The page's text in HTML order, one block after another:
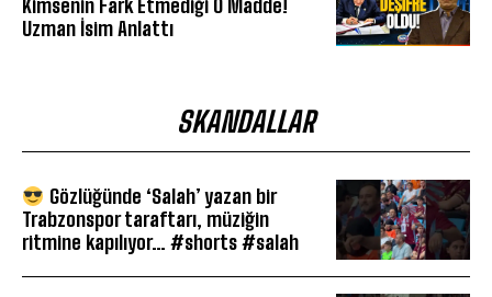
Kimsenin Fark Etmediği O Madde!
Uzman İsim Anlattı
SKANDALLAR
Gözlüğünde ‘Salah’ yazan bir
Trabzonspor taraftarı, müziğin
ritmine kapılıyor… #shorts #salah